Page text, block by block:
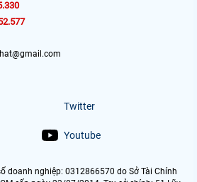
Twitter
Youtube
doanh nghiệp: 0312866570 do Sở Tài Chính